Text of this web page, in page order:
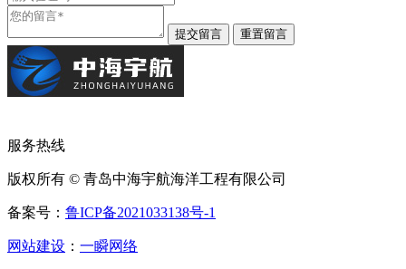
服务热线
版权所有 © 青岛中海宇航海洋工程有限公司
备案号： 鲁ICP备2021033138号-1
网站建设 ： 一瞬网络